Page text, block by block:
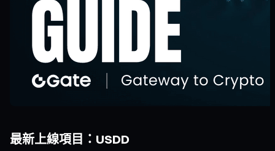
最新上線項目：USDD